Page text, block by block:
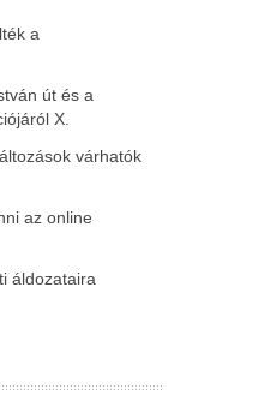
a
út és a
X.
várhatók
az online
áldozataira